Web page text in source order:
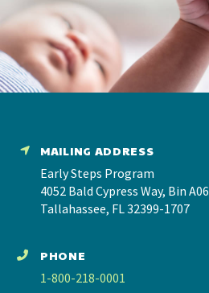
MAILING ADDRESS
Early Steps Program
4052 Bald Cypress Way, Bin A06
Tallahassee, FL 32399-1707
PHONE
1-800-218-0001